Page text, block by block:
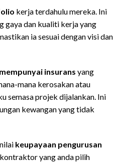
kerja terdahulu mereka. Ini
gaya dan kualiti kerja yang
ia sesuai dengan visi dan
insurans yang
mana kerosakan atau
semasa projek dijalankan. Ini
kewangan yang tidak
keupayaan pengurusan
yang anda pilih